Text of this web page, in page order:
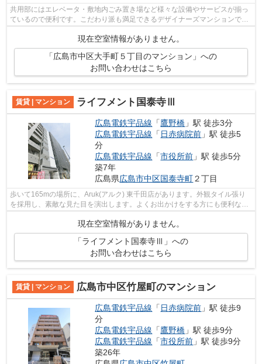
共用部にはエレベータ・敷地内ごみ置き場など様々な設備やサービスが揃っ
ているので便利です。こだわり派も満足できるデザイナーズマンションで
現在空室情報がありません。
「広島市中区大手町５丁目のマンション」への
お問い合わせはこちら
賃貸 | マンション ライフメント国泰寺Ⅲ
広島電鉄宇品線 「鷹野橋 」駅 徒歩3分
広島電鉄宇品線 「 日赤病院前 」駅 徒歩5
分
広島電鉄宇品線 「市役所前 」駅 徒歩5分
築7年
広島県広島市中区国泰寺町２丁目
歩いて165mの場所に、Aruk(アルク) 東千田店があります。外観タイル張り
を採用し、素敵な見た目を演出します。よくお出かけをする方にも便利な、
現在空室情報がありません。
「ライフメント国泰寺Ⅲ」への
お問い合わせはこちら
賃貸 | マンション 広島市中区竹屋町のマンション
広島電鉄宇品線 「日赤病院前 」駅 徒歩9
分
広島電鉄宇品線 「鷹野橋 」駅 徒歩9分
広島電鉄宇品線 「市役所前 」駅 徒歩9分
築26年